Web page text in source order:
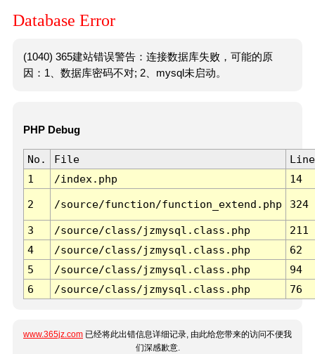
Database Error
(1040) 365建站错误警告：连接数据库失败，可能的原
因：1、数据库密码不对; 2、mysql未启动。
PHP Debug
No. File
Line
1
/index.php 14
2 /source/function/function_extend.php 324
3 /source/class/jzmysql.class.php
211
4
/source/class/jzmysql.class.php
62
5
/source/class/jzmysql.class.php
94
6
/source/class/jzmysql.class.php 76
www.365jz.com 已经将此出错信息详细记录, 由此给您带来的访问不便我
们深感歉意.